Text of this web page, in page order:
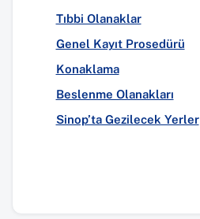
Tıbbi Olanaklar
Genel Kayıt Prosedürü
Konaklama
Beslenme Olanakları
Sinop’ta Gezilecek Yerler